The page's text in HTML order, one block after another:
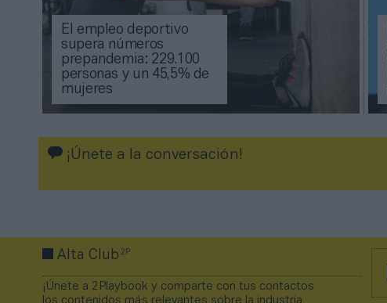
El empleo deportivo
supera números
prepandemia: 229.100
personas y un 45,5% de
mujeres
¡Únete a la conversación!
Alta Club2P
¡Únete a 2Playbook y comparte con tus contactos
los contenidos más relevantes sobre la industria